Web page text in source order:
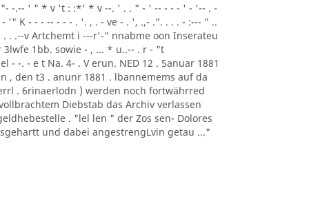
-.-- ' " * v 't : :*' * v --. ' . . " - ' -- - - - ' - '-- . -
'" K - - - -- - - - . '. , . - ve - . ', .,- .". . . . - :--- " ..
. . .--v Artchemt i ---r'-" nnabme oon Inserateu
1bb. sowie - , ... * u..-- . r - "t
-. - e t Na. 4- . V erun. NED 12 . 5anuar 1881
, den t3 . anunr 1881 . lbannemems auf da
. 6rinaerlodn ) werden noch fortwährred
Diebstab das Archiv verlassen
. "lel len " der Zos sen- Dolores
und dabei angestrengLvin getau ..."